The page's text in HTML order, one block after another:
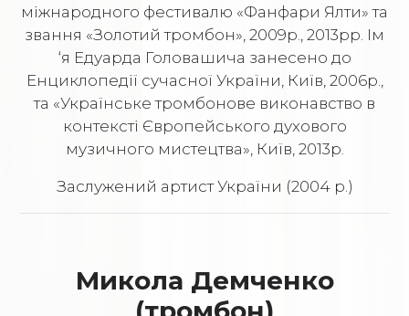
міжнародного фестивалю «Фанфари Ялти» та
звання «Золотий тромбон», 2009р., 2013рр. Ім
‘я Eдуарда Головашича занесено до
Енциклопедії сучасної України, Київ, 2006р.,
та «Українське тромбонове виконавство в
контексті Європейського духового
музичного мистецтва», Київ, 2013р.
Заслужений артист України (2004 р.)
Микола Демченко